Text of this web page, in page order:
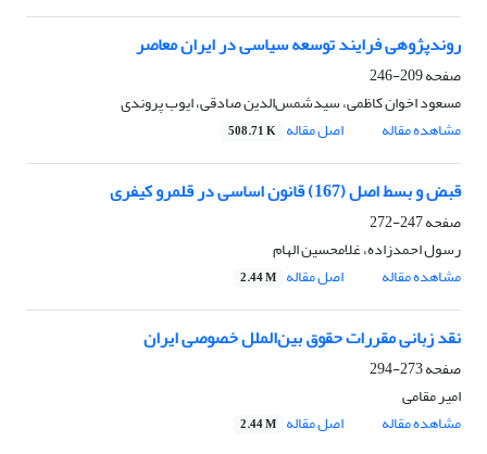
روندپژوهی فرایند توسعه سیاسی در ایران معاصر
صفحه209-246
مسعود اخوان کاظمی، سیدشمس‌الدین صادقی، ایوب پروندی
مشاهده مقاله
اصل مقاله 508.71 K
قبض و بسط اصل (167) قانون اساسی در قلمرو کیفری
صفحه247-272
رسول احمدزاده، غلامحسین الهام
مشاهده مقاله
اصل مقاله 2.44 M
نقد زبانی مقررات حقوق بین‌الملل خصوصی ایران
صفحه273-294
امیر مقامی
مشاهده مقاله
اصل مقاله 2.44 M